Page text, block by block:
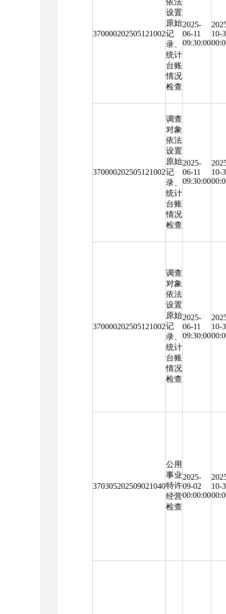
370000202505121002
依法
设置
原始
记
录、
统计
台账
情况
检查
2025-
06-11
09:30:00
10-
370000202505121002
调查
对象
依法
设置
原始
记
录、
统计
台账
情况
检查
2025-
06-11
09:30:00
10-
370000202505121002
调查
对象
依法
设置
原始
记
录、
统计
台账
情况
检查
2025-
06-11
09:30:00
10-
370305202509021040
公用
事业
特许
经营
检查
2025-
09-02
00:00:00
10-